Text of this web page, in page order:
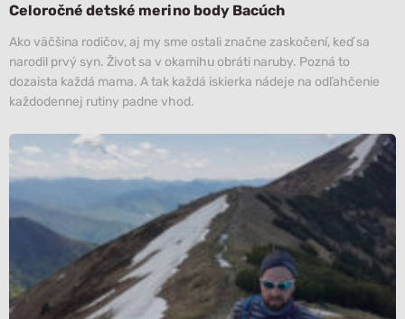
Celoročné detské merino body Bacúch
Ako väčšina rodičov, aj my sme ostali značne zaskočení, keď sa
narodil prvý syn. Život sa v okamihu obráti naruby. Pozná to
dozaista každá mama. A tak každá iskierka nádeje na odľahčenie
každodennej rutiny padne vhod.